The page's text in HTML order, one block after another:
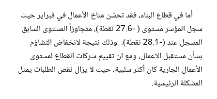
أما في قطاع البناء، فقد تحسّن مناخ الأعمال في فبراير حيث
سجل المؤشر مستوى ( -27.6 نقطة)، متجاوزاً المستوى السابق
المسجل عند (-28.1 نقطة). وذلك نتيجة لانخفاض التشاؤم
بشأن مستقبل الاعمال، ومع ان تقييم شركات القطاع لمستوى
الأعمال الجارية كان أكثر سلبية، حيث لا يزال نقص الطلبات يمثل
المشكلة الرئيسية.